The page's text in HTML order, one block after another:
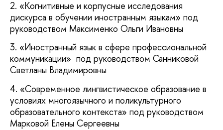
2. «Когнитивные и корпусные исследования
дискурса в обучении иностранным языкам» под
руководством Максименко Ольги Ивановны
3. «Иностранный язык в сфере профессиональной
коммуникации» под руководством Санниковой
Светланы Владимировны
4. «Современное лингвистическое образование в
условиях многоязычного и поликультурного
образовательного контекста» под руководством
Марковой Елены Сергеевны